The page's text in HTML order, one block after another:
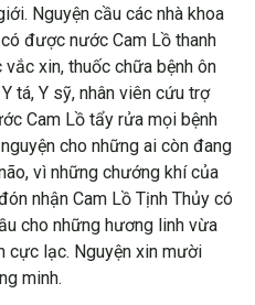
Nguyện cầu các nhà khoa
được nước Cam Lồ thanh
xin, thuốc chữa bệnh ôn
tá, Y sỹ, nhân viên cứu trợ
Cam Lồ tẩy rửa mọi bệnh
cho những ai còn đang
vì những chướng khí của
nhận Cam Lồ Tịnh Thủy có
cho những hương linh vừa
cực lạc. Nguyện xin mười
minh.